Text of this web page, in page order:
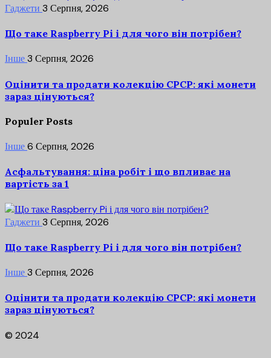
Гаджети 3 Серпня, 2026
Що таке Raspberry Pi і для чого він потрібен?
Інше3 Серпня, 2026
Оцінити та продати колекцію СРСР: які монети
зараз цінуються?
Populer Posts
Інше6 Серпня, 2026
Асфальтування: ціна робіт і що впливає на
вартість за 1
Гаджети 3 Серпня, 2026
Що таке Raspberry Pi і для чого він потрібен?
Інше3 Серпня, 2026
Оцінити та продати колекцію СРСР: які монети
зараз цінуються?
© 2024